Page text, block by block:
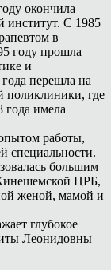
окончила
институт. С 1985
в
году прошла
и
перешла на
поликлиники, где
года имела
работы,
специальности.
большим
ЦРБ,
женой, мамой и
глубокое
Леонидовны